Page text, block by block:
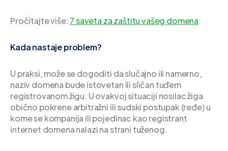
Pročitajte više:7 saveta za zaštitu vašeg domena
Kada nastaje problem?
U praksi, može se dogoditi da slučajno ili namerno,
naziv domena bude istovetan ili sličan tuđem
registrovanom žigu. U ovakvoj situaciji nosilac žiga
obično pokrene arbitražni ili sudski postupak (ređe) u
kome se kompanija ili pojedinac kao registrant
internet domena nalazi na strani tuženog.